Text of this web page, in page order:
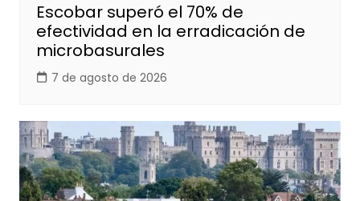
Escobar superó el 70% de
efectividad en la erradicación de
microbasurales
7 de agosto de 2026